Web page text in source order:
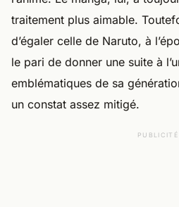
traitement plus aimable.
d’égaler celle de Naruto, à
le pari de donner une suite à
emblématiques de sa
un constat assez mitigé.
PUBLICITÉ